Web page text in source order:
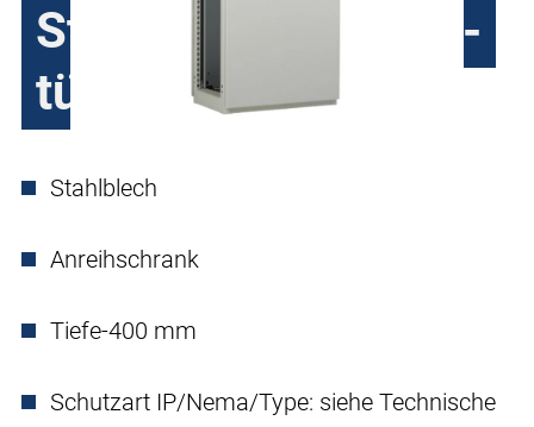
Stahlblech H395, 1-
türig
Stahlblech
Anreihschrank
Tiefe-400 mm
Schutzart IP/Nema/Type: siehe Technische